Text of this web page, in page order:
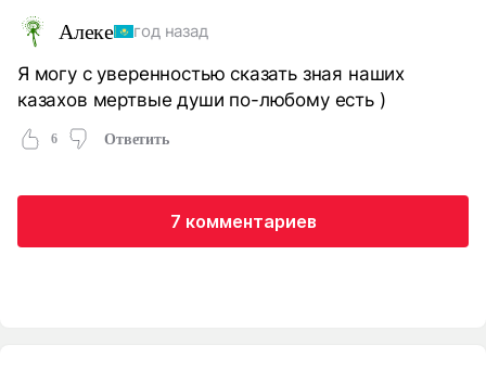
Алеке год назад
Я могу с уверенностью сказать зная наших
казахов мертвые души по-любому есть )
6 Ответить
7 комментариев